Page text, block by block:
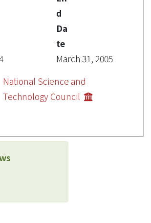
d
Da
te
March 31, 2005
National Science and
Technology Council